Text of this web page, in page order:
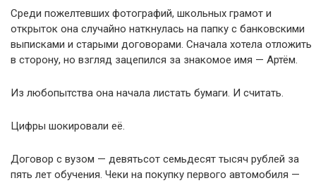
Среди пожелтевших фотографий, школьных грамот и
открыток она случайно наткнулась на папку с банковскими
выписками и старыми договорами. Сначала хотела отложить
в сторону, но взгляд зацепился за знакомое имя — Артём.
Из любопытства она начала листать бумаги. И считать.
Цифры шокировали её.
Договор с вузом — девятьсот семьдесят тысяч рублей за
пять лет обучения. Чеки на покупку первого автомобиля —